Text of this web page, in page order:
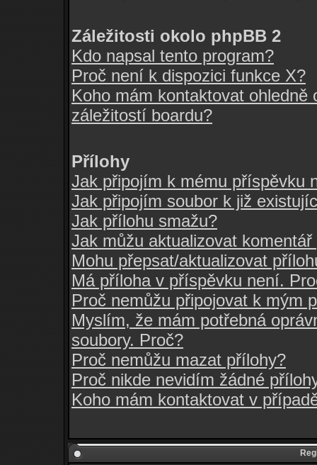
Záležitosti okolo phpBB 2
Kdo napsal tento program?
Proč není k dispozici funkce X?
Koho mám kontaktovat
záležitostí boardu?
Přílohy
Jak připojím k mému příspěvku
Jak připojím soubor k již
Jak přílohu smažu?
Jak můžu aktualizovat
Mohu přepsat/aktualizovat
Má příloha v příspěvku není.
Proč nemůžu připojovat k mým
Myslím, že mám potřebná
soubory. Proč?
Proč nemůžu mazat přílohy?
Proč nikde nevidím žádné
Koho mám kontaktovat v